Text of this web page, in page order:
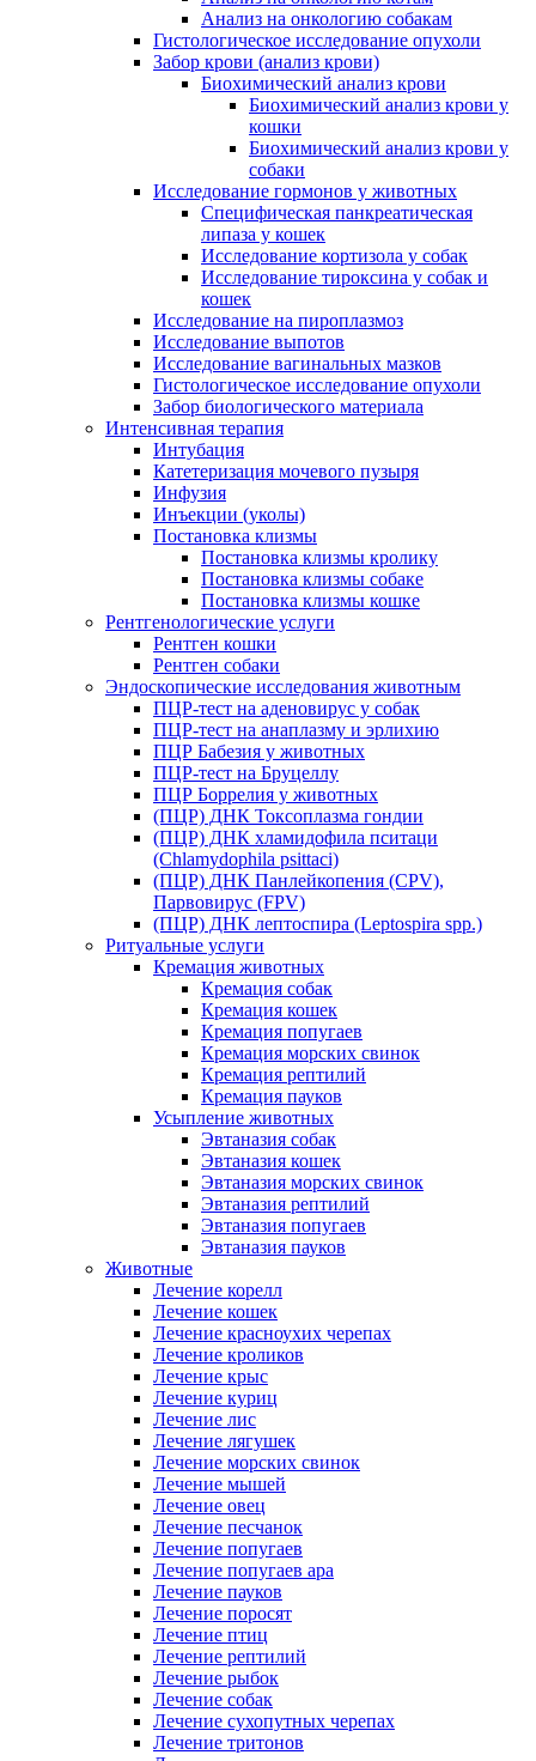
Анализ на онкологию собакам
Гистологическое исследование опухоли
Забор крови (анализ крови)
Биохимический анализ крови
Биохимический анализ крови у
кошки
Биохимический анализ крови у
собаки
Исследование гормонов у животных
Специфическая панкреатическая
липаза у кошек
Исследование кортизола у собак
Исследование тироксина у собак и
кошек
Исследование на пироплазмоз
Исследование выпотов
Исследование вагинальных мазков
Гистологическое исследование опухоли
Забор биологического материала
Интенсивная терапия
Интубация
Катетеризация мочевого пузыря
Инфузия
Инъекции (уколы)
Постановка клизмы
Постановка клизмы кролику
Постановка клизмы собаке
Постановка клизмы кошке
Рентгенологические услуги
Рентген кошки
Рентген собаки
Эндоскопические исследования животным
ПЦР-тест на аденовирус у собак
ПЦР-тест на анаплазму и эрлихию
ПЦР Бабезия у животных
ПЦР-тест на Бруцеллу
ПЦР Боррелия у животных
(ПЦР) ДНК Токсоплазма гондии
(ПЦР) ДНК хламидофила пситаци
(Chlamydophila psittaci)
(ПЦР) ДНК Панлейкопения (CPV),
Парвовирус (FPV)
(ПЦР) ДНК лептоспира (Leptospira spp.)
Ритуальные услуги
Кремация животных
Кремация собак
Кремация кошек
Кремация попугаев
Кремация морских свинок
Кремация рептилий
Кремация пауков
Усыпление животных
Эвтаназия собак
Эвтаназия кошек
Эвтаназия морских свинок
Эвтаназия рептилий
Эвтаназия попугаев
Эвтаназия пауков
Животные
Лечение корелл
Лечение кошек
Лечение красноухих черепах
Лечение кроликов
Лечение крыс
Лечение куриц
Лечение лис
Лечение лягушек
Лечение морских свинок
Лечение мышей
Лечение овец
Лечение песчанок
Лечение попугаев
Лечение попугаев ара
Лечение пауков
Лечение поросят
Лечение птиц
Лечение рептилий
Лечение рыбок
Лечение собак
Лечение сухопутных черепах
Лечение тритонов